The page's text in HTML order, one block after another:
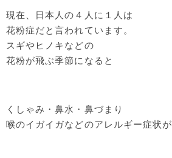
現在、日本人の４人に１人は
花粉症だと言われています。
スギやヒノキなどの
花粉が飛ぶ季節になると
くしゃみ・鼻水・鼻づまり
喉のイガイガなどのアレルギー症状が